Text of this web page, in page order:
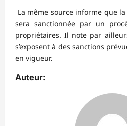
La même source informe que
sera sanctionnée par un
propriétaires. Il note par
s’exposent à des sanctions
en vigueur.
Auteur: